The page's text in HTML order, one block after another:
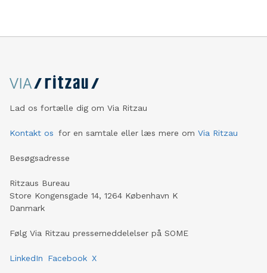
Lad os fortælle dig om Via Ritzau
Kontakt os for en samtale eller læs mere om Via Ritzau
Besøgsadresse
Ritzaus Bureau
Store Kongensgade 14, 1264 København K
Danmark
Følg Via Ritzau pressemeddelelser på SOME
LinkedIn Facebook X